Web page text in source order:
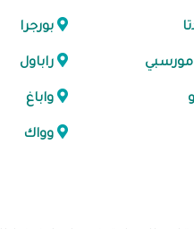
بورجرا
راباول
واباغ
وواك